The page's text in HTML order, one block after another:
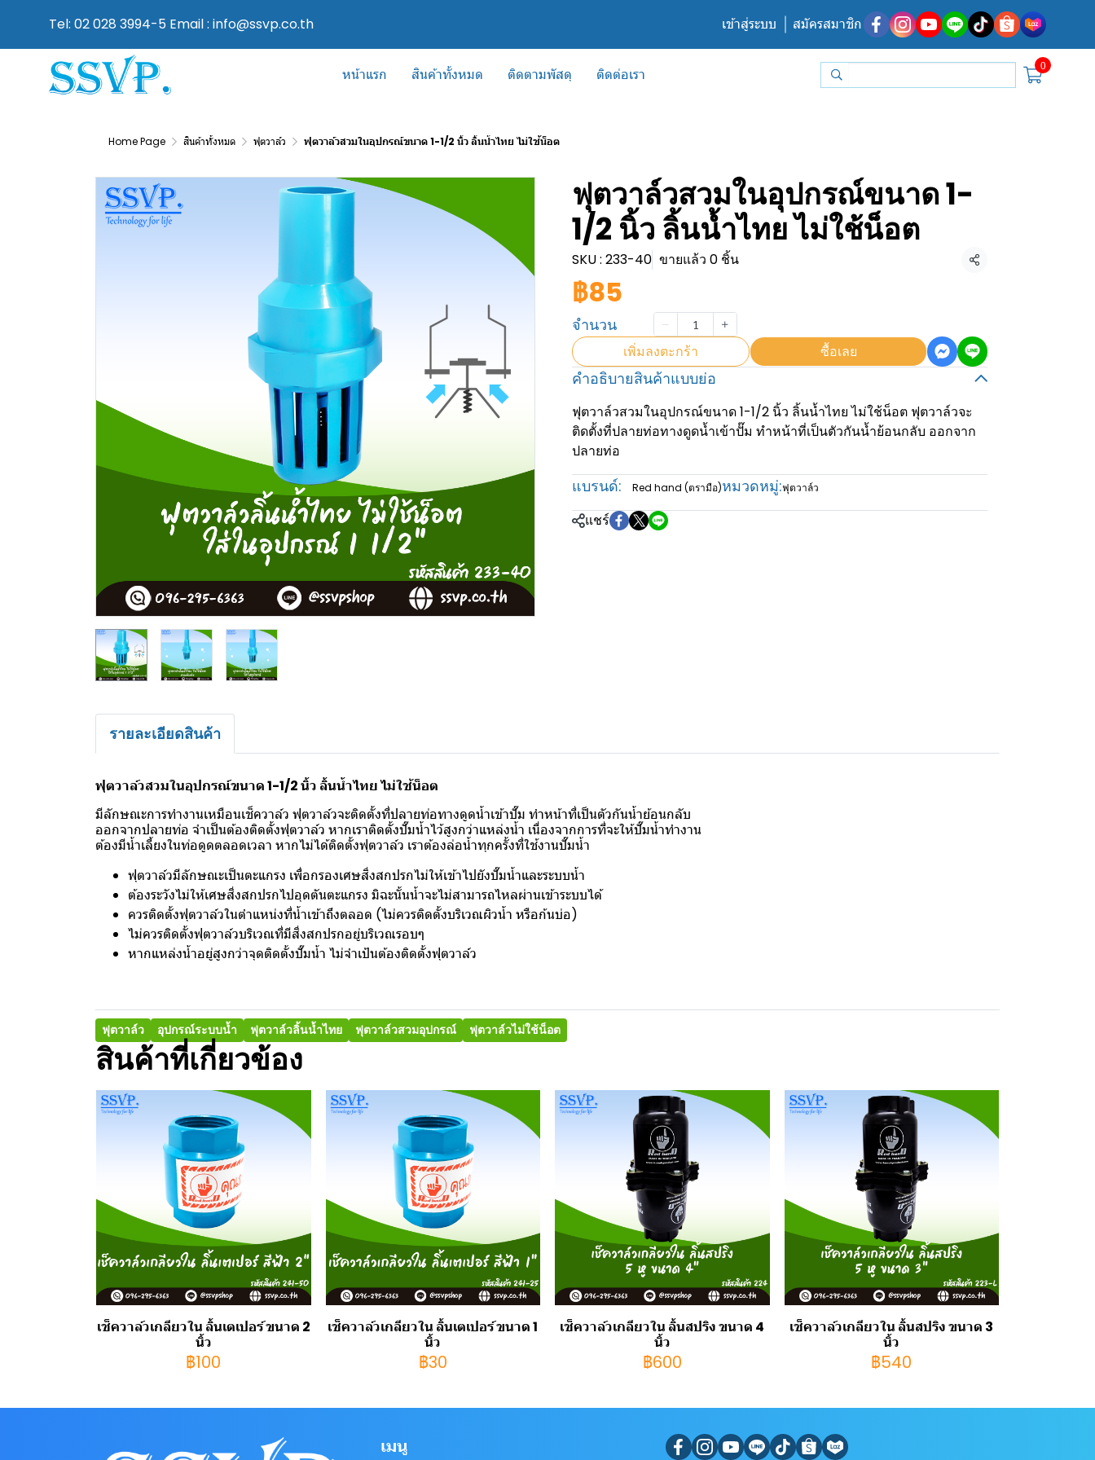
Tel: 02 028 3994-5 Email : info@ssvp.co.th เข้าสู่ระบบ สมัครสมาชิก
หน้าแรก สินค้าทั้งหมด ติดตามพัสดุ ติดต่อเรา 0
Home Page สินค้าทั้งหมด ฟุตวาล์ว ฟุตวาล์วสวมในอุปกรณ์ขนาด 1-1/2 นิ้ว ลิ้นน้ำไทย ไม่ใช้น็อต
ฟุตวาล์วสวมในอุปกรณ์ขนาด 1-
1/2 นิ้ว ลิ้นน้ำไทย ไม่ใช้น็อต
SKU : 233-40 ขายแล้ว 0 ชิ้น แชร์
฿85
จำนวน
เพิ่มลงตะกร้า ซื้อเลย
คำอธิบายสินค้าแบบย่อ
ฟุตวาล์วสวมในอุปกรณ์ขนาด 1-1/2 นิ้ว ลิ้นน้ำไทย ไม่ใช้น็อต ฟุตวาล์วจะ
ติดตั้งที่ปลายท่อทางดูดน้ำเข้าปั๊ม ทำหน้าที่เป็นตัวกันน้ำย้อนกลับ ออกจาก
ปลายท่อ
แบรนด์: Red hand (ตรามือ)หมวดหมู่:ฟุตวาล์ว
แชร์
รายละเอียดสินค้า
ฟุตวาล์วสวมในอุปกรณ์ขนาด 1-1/2 นิ้ว ลิ้นน้ำไทย ไม่ใช้น็อต
มีลักษณะการทำงานเหมือนเช็ควาล์ว ฟุตวาล์วจะติดตั้งที่ปลายท่อทางดูดน้ำเข้าปั๊ม ทำหน้าที่เป็นตัวกันน้ำย้อนกลับ
ออกจากปลายท่อ จำเป็นต้องติดตั้งฟุตวาล์ว หากเราติดตั้งปั๊มน้ำไว้สูงกว่าแหล่งน้ำ เนื่องจากการที่จะให้ปั๊มน้ำทำงาน
ต้องมีน้ำเลี้ยงในท่อดูดตลอดเวลา หากไม่ได้ติดตั้งฟุตวาล์ว เราต้องล่อน้ำทุกครั้งที่ใช้งานปั๊มน้ำ
ฟุตวาล์วมีลักษณะเป็นตะแกรง เพื่อกรองเศษสิ่งสกปรกไม่ให้เข้าไปยังปั๊มน้ำและระบบน้ำ
ต้องระวังไม่ให้เศษสิ่งสกปรกไปอุดตันตะแกรง มิฉะนั้นน้ำจะไม่สามารถไหลผ่านเข้าระบบได้
ควรติดตั้งฟุตวาล์วในตำแหน่งที่น้ำเข้าถึงตลอด (ไม่ควรติดตั้งบริเวณผิวน้ำ หรือก้นบ่อ)
ไม่ควรติดตั้งฟุตวาล์วบริเวณที่มีสิ่งสกปรกอยู่บริเวณรอบๆ
หากแหล่งน้ำอยู่สูงกว่าจุดติดตั้งปั๊มน้ำ ไม่จำเป้นต้องติดตั้งฟุตวาล์ว
ฟุตวาล์ว อุปกรณ์ระบบน้ำ ฟุตวาล์วลิ้นน้ำไทย ฟุตวาล์วสวมอุปกรณ์ ฟุตวาล์วไม่ใช้น็อต
สินค้าที่เกี่ยวข้อง
เช็ควาล์วเกลียวใน ลิ้นเตเปอร์ ขนาด 2
นิ้ว
฿100
เช็ควาล์วเกลียวใน ลิ้นเตเปอร์ ขนาด 1
นิ้ว
฿30
เช็ควาล์วเกลียวใน ลิ้นสปริง ขนาด 4
นิ้ว
฿600
เช็ควาล์วเกลียวใน ลิ้นสปริง ขนาด 3
นิ้ว
฿540
เมนู